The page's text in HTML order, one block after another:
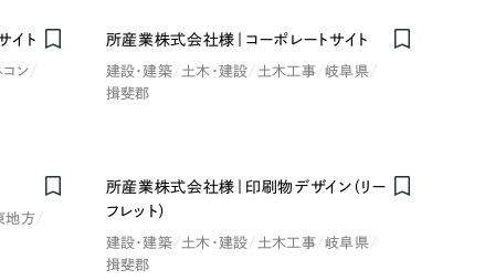
ィング代行
育
・一般社団法人
イト
ン
所産業株式会社様｜コーポレートサイト
建設・建築 土木・建設 土木工事
岐阜県
揖斐郡
地方
所産業株式会社様｜印刷物デザイン（リー
フレット）
建設・建築 土木・建設 土木工事
岐阜県
揖斐郡